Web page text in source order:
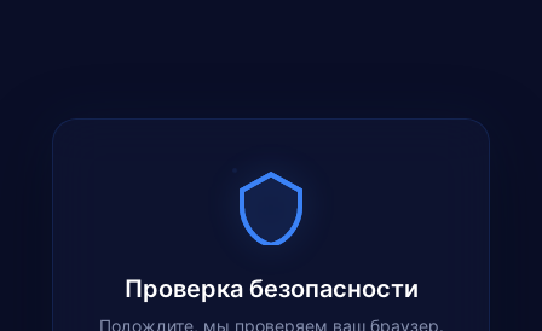
Проверка безопасности
Подождите, мы проверяем ваш браузер.